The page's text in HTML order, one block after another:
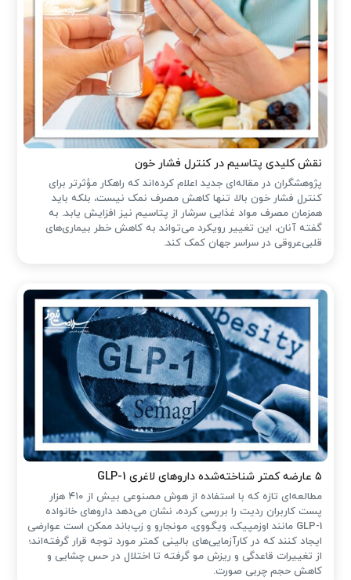
نقش کلیدی پتاسیم در کنترل فشار خون
پژوهشگران در مقاله‌ای جدید اعلام کرده‌اند که راهکار مؤثرتر برای
کنترل فشار خون بالا، تنها کاهش مصرف نمک نیست، بلکه باید
همزمان مصرف مواد غذایی سرشار از پتاسیم نیز افزایش یابد. به
گفته آنان، این تغییر رویکرد می‌تواند به کاهش خطر بیماری‌های
قلبی‌عروقی در سراسر جهان کمک کند.
۵ عارضه کمتر شناخته‌شده داروهای لاغری GLP-1
مطالعه‌ای تازه که با استفاده از هوش مصنوعی بیش از ۴۱۰ هزار
پست کاربران ردیت را بررسی کرده، نشان می‌دهد داروهای خانواده
GLP-1 مانند اوزمپیک، ویگووی، مونجارو و زپ‌باند ممکن است عوارضی
ایجاد کنند که در کارآزمایی‌های بالینی کمتر مورد توجه قرار گرفته‌اند؛
از تغییرات قاعدگی و ریزش مو گرفته تا اختلال در حس چشایی و
کاهش حجم چربی صورت.